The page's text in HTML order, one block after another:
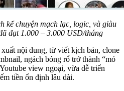
kể chuyện mạch lạc, logic, và giàu
đạt 1.000 – 3.000 USD/tháng
nội dung, từ viết kịch bản, clone
ngách bóng rổ trở thành “mỏ
view ngoại, vừa dễ triển
tiền ổn định lâu dài.